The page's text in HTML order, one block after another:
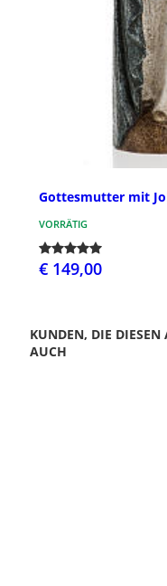
Gottesmutter mit
VORRÄTIG
€ 149,00
KUNDEN, DIE DIESEN
AUCH